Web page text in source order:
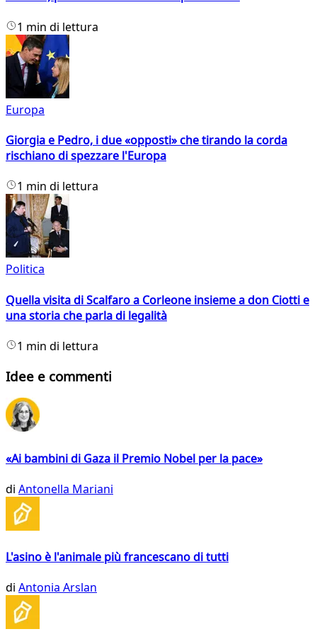
1 min di lettura
Europa
Giorgia e Pedro, i due «opposti» che tirando la corda
rischiano di spezzare l'Europa
1 min di lettura
Politica
Quella visita di Scalfaro a Corleone insieme a don Ciotti e
una storia che parla di legalità
1 min di lettura
Idee e commenti
«Ai bambini di Gaza il Premio Nobel per la pace»
di Antonella Mariani
L'asino è l'animale più francescano di tutti
di Antonia Arslan